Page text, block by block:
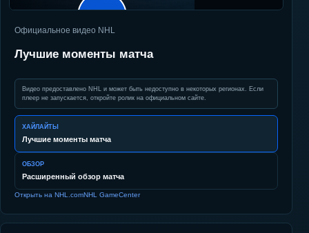
▶
Официальное видео NHL
Лучшие моменты матча
Видео предоставлено NHL и может быть недоступно в некоторых регионах. Если
плеер не запускается, откройте ролик на официальном сайте.
ХАЙЛАЙТЫ
Лучшие моменты матча
ОБЗОР
Расширенный обзор матча
Открыть на NHL.comNHL GameCenter